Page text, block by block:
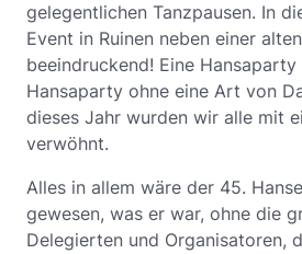
gelegentlichen Tanzpausen. In
Event in Ruinen neben einer
beeindruckend! Eine
Hansaparty ohne eine Art von
dieses Jahr wurden wir alle mit
verwöhnt.
Alles in allem wäre der 45.
gewesen, was er war, ohne die
Delegierten und Organisatoren,